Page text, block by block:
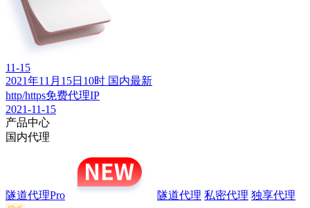
11-15
2021年11月15日10时 国内最新
http/https免费代理IP
2021-11-15
产品中心
国内代理
隧道代理Pro 隧道代理 私密代理 独享代理